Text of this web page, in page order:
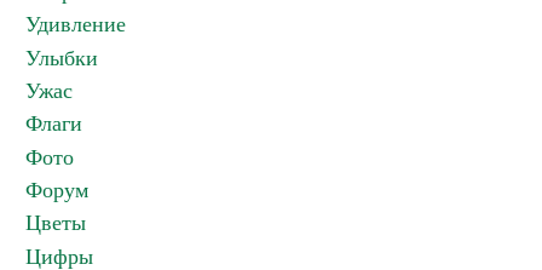
Удивление
Улыбки
Ужас
Флаги
Фото
Форум
Цветы
Цифры